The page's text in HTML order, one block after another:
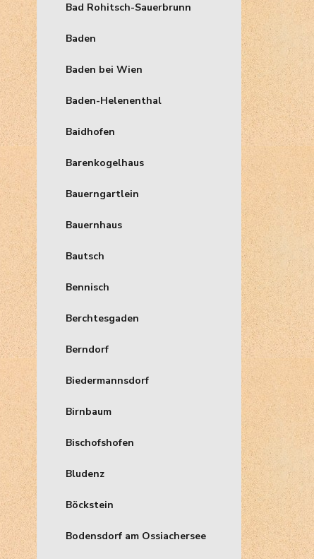
Bad Rohitsch-Sauerbrunn
Baden
Baden bei Wien
Baden-Helenenthal
Baidhofen
Barenkogelhaus
Bauerngartlein
Bauernhaus
Bautsch
Bennisch
Berchtesgaden
Berndorf
Biedermannsdorf
Birnbaum
Bischofshofen
Bludenz
Böckstein
Bodensdorf am Ossiachersee